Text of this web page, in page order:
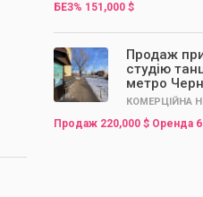
БЕЗ% 151,000 $
Продаж
студію
метро
КОМЕРЦІЙНА
Продаж 220,000 $ Оренда